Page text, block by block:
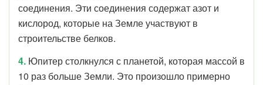
соединения. Эти соединения содержат азот и
кислород, которые на Земле участвуют в
строительстве белков.
4. Юпитер столкнулся с планетой, которая массой в
10 раз больше Земли. Это произошло примерно